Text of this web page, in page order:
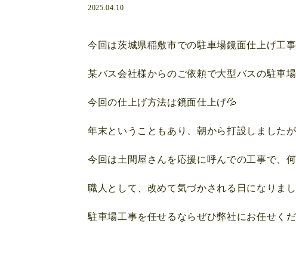
2025.04.10
今回は茨城県稲敷市での駐車場鏡面仕上げ工
某バス会社様からのご依頼で大型バスの駐車
今回の仕上げ方法は鏡面仕上げ💦
年末ということもあり、朝から打設しました
今回は土間屋さんを応援に呼んでの工事で、
職人として、改めて気づかされる日になり
駐車場工事を任せるならぜひ弊社にお任せく